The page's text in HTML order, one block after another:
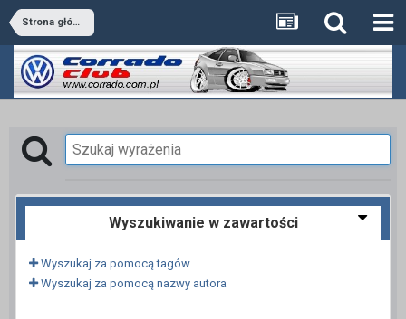
Strona główna
Wyszukiwanie w zawartości
Wyszukaj za pomocą tagów
Wyszukaj za pomocą nazwy autora